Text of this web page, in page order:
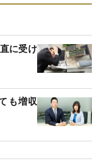
に受け
も増収